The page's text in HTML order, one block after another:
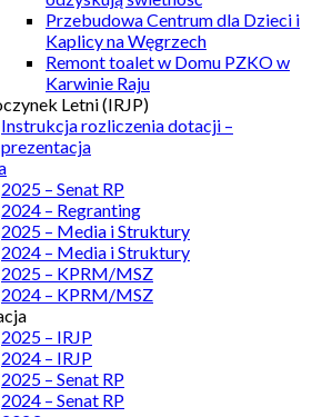
Przebudowa Centrum dla Dzieci i
Kaplicy na Węgrzech
Remont toalet w Domu PZKO w
Karwinie Raju
Letni (IRJP)
Instrukcja rozliczenia dotacji –
prezentacja
2025 – Senat RP
2024 – Regranting
2025 – Media i Struktury
2024 – Media i Struktury
2025 – KPRM/MSZ
2024 – KPRM/MSZ
2025 – IRJP
2024 – IRJP
2025 – Senat RP
2024 – Senat RP